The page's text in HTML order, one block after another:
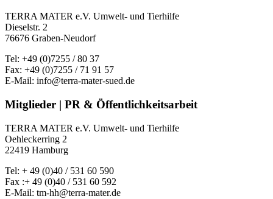
TERRA MATER e.V. Umwelt- und Tierhilfe
Dieselstr. 2
76676 Graben-Neudorf
Tel: +49 (0)7255 / 80 37
Fax: +49 (0)7255 / 71 91 57
E-Mail: info@terra-mater-sued.de
Mitglieder | PR & Öffentlichkeitsarbeit
TERRA MATER e.V. Umwelt- und Tierhilfe
Oehleckerring 2
22419 Hamburg
Tel: + 49 (0)40 / 531 60 590
Fax :+ 49 (0)40 / 531 60 592
E-Mail: tm-hh@terra-mater.de